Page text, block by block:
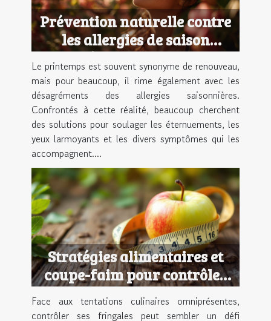
Prévention naturelle contre
les allergies de saison
stratégies efficaces peu
connues
Le printemps est souvent synonyme de renouveau,
mais pour beaucoup, il rime également avec les
désagréments des allergies saisonnières.
Confrontés à cette réalité, beaucoup cherchent
des solutions pour soulager les éternuements, les
yeux larmoyants et les divers symptômes qui les
accompagnent....
Stratégies alimentaires et
coupe-faim pour contrôler
les fringales
Face aux tentations culinaires omniprésentes,
contrôler ses fringales peut sembler un défi